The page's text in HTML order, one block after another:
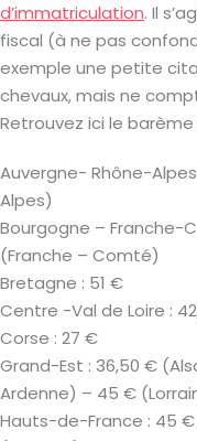
d’immatriculation. Il
fiscal (à ne pas
exemple une petite
chevaux, mais ne
Retrouvez ici le
Auvergne- Rhône-
Alpes)
Bourgogne – Franche-
(Franche – Comté)
Bretagne : 51 €
Centre -Val de Loire :
Corse : 27 €
Grand-Est : 36,50 €
Ardenne) – 45 €
Hauts-de-France : 45